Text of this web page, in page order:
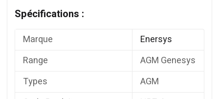
Spécifications :
Marque
Enersys
Range
AGM Genesys
Types
AGM